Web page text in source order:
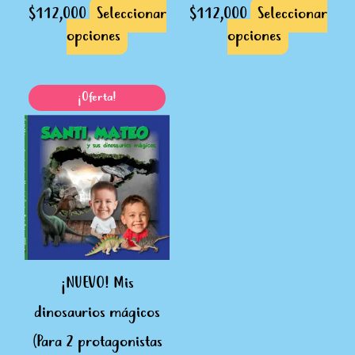
$112,000 Seleccionar
opciones
producto
$112,000 Seleccionar
opciones
producto
¡Oferta!
¡NUEVO! Mis
dinosaurios mágicos
(Para 2 protagonistas
El
precio
original
era:
$171,100.
El
precio
actual
es:
$171,000.
Este
producto
tiene
múltiples
variantes.
Las
opciones
se
elegir
en